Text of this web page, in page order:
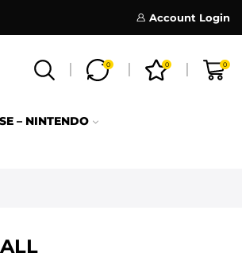
Account Login
0 0 0
– NINTENDO